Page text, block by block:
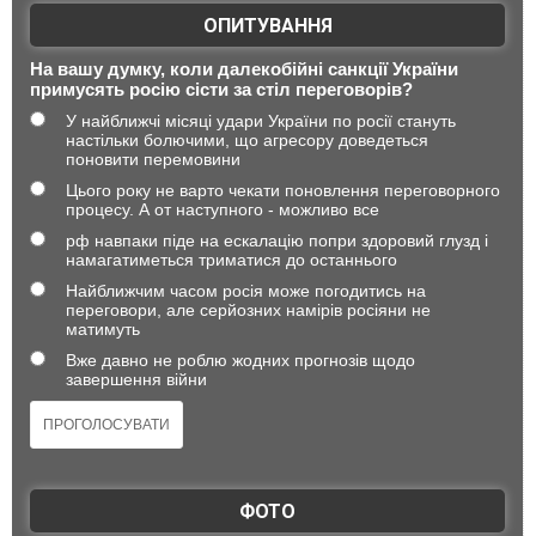
ОПИТУВАННЯ
На вашу думку, коли далекобійні санкції України
примусять росію сісти за стіл переговорів?
У найближчі місяці удари України по росії стануть
настільки болючими, що агресору доведеться
поновити перемовини
Цього року не варто чекати поновлення переговорного
процесу. А от наступного - можливо все
рф навпаки піде на ескалацію попри здоровий глузд і
намагатиметься триматися до останнього
Найближчим часом росія може погодитись на
переговори, але серйозних намірів росіяни не
матимуть
Вже давно не роблю жодних прогнозів щодо
завершення війни
ФОТО